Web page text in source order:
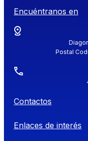
Encuéntranos en
Postal
Contactos
Enlaces de interés